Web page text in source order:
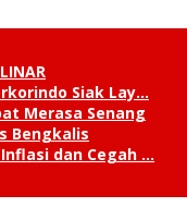
Siak Lay…
Merasa Senang
Bengkalis
dan Cegah …